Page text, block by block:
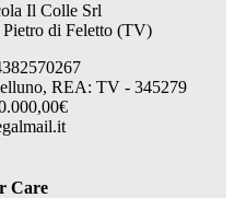
Il Colle Srl
di Feletto (TV)
REA: TV - 345279
Care